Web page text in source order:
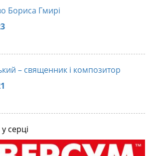
Бориса Гмирі
– священник і композитор
серці